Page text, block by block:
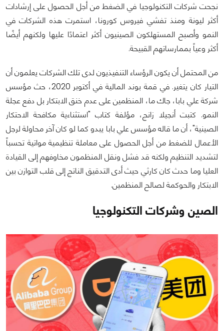
نجحت شركات التكنولوجيا في الضغط من أجل الحصول على إرشادات
أكثر ليونة ومنذ تفشي فيروس كورونا، استمرت هذه الشركات في
النمو وأصبح المستهلكون الصينيون أكثر اعتمادًا عليها ولكنهم أيضًا
أكثر وعياً بممارساتهم القبيحة.
من المحتمل أن يكون الرؤساء التنفيذيون لدى تلك الشركات يعلمون أن
التيار كان يتغير. في قمة بوند المالية في أكتوبر 2020، حث مؤسس
شركة علي بابا، جاك ما، المنظمين على عدم خنق الابتكار بل دفع عجلة
النمو. كتبت أنجيلا زانج، مؤلفة كتاب "استثناءية مكافحة الاحتكار
الصينية"، أن ما قاله مؤسس علي بابا يبدو كما لو كان آخر محاولة لرجل
الأعمال للضغط من أجل الحصول على معاملة تنظيمية مواتية تحسباً
لتشديد التنظيم ولكنه قد فشل ونقل المنظمون مخاوفهم إلى القيادة
العليا وما حدث كان كارثي حيث أدى التدقيق الناتج إلى قلب التوازن بين
الابتكار والحوكمة لصالح المنظمين.
الصين وشركات التكنولوجيا